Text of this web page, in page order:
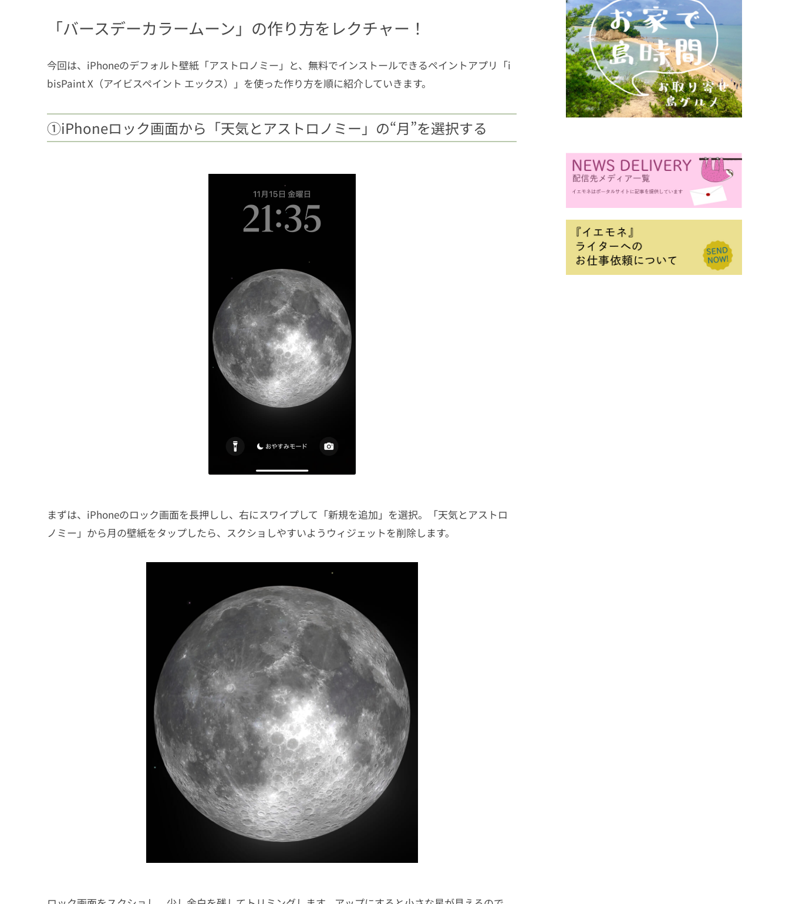
「バースデーカラームーン」の作り方をレクチャー！
今回は、iPhoneのデフォルト壁紙「アストロノミー」と、無料でインストールできるペイントアプリ「i
bisPaint X（アイビスペイント エックス）」を使った作り方を順に紹介していきます。
①iPhoneロック画面から「天気とアストロノミー」の“月”を選択する
まずは、iPhoneのロック画面を長押しし、右にスワイプして「新規を追加」を選択。「天気とアストロ
ノミー」から月の壁紙をタップしたら、スクショしやすいようウィジェットを削除します。